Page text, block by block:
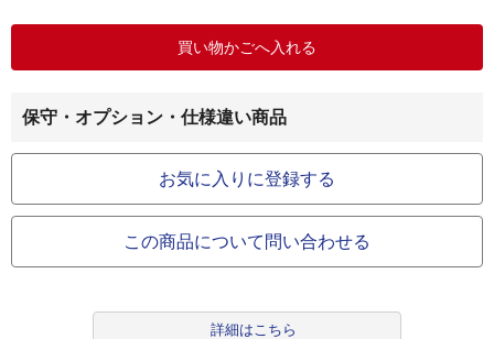
保守・オプション・仕様違い商品
お気に入りに登録する
この商品について問い合わせる
詳細はこちら